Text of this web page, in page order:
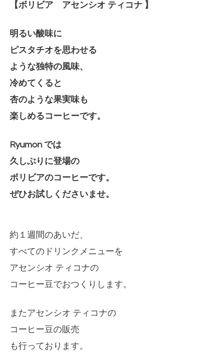
【ボリビア アセンシオ ティコナ 】
明るい酸味に
ピスタチオを思わせる
ような独特の風味、
冷めてくると
杏のような果実味も
楽しめるコーヒーです。
Ryumon では
久しぶりに登場の
ボリビアのコーヒーです。
ぜひお試しくださいませ。
約１週間のあいだ、
すべてのドリンクメニューを
アセンシオ ティコナの
コーヒー豆でおつくりします。
またアセンシオ ティコナの
コーヒー豆の販売
も行っております。